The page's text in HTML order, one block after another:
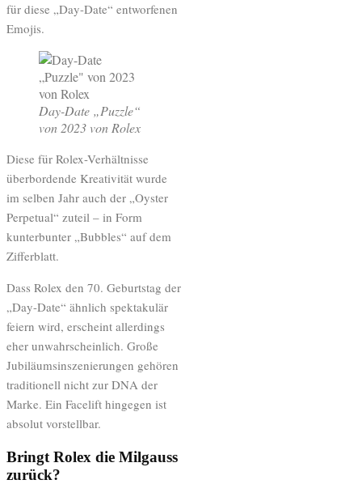
für diese „Day-Date“ entworfenen
Emojis.
Day-Date „Puzzle“
von 2023 von Rolex
Diese für Rolex-Verhältnisse
überbordende Kreativität wurde
im selben Jahr auch der „Oyster
Perpetual“ zuteil – in Form
kunterbunter „Bubbles“ auf dem
Zifferblatt.
Dass Rolex den 70. Geburtstag der
„Day-Date“ ähnlich spektakulär
feiern wird, erscheint allerdings
eher unwahrscheinlich. Große
Jubiläumsinszenierungen gehören
traditionell nicht zur DNA der
Marke. Ein Facelift hingegen ist
absolut vorstellbar.
Bringt Rolex die Milgauss
zurück?